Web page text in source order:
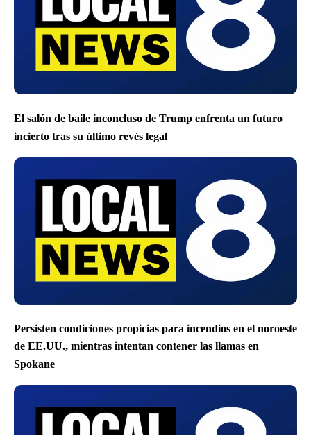
El salón de baile inconcluso de Trump enfrenta un futuro
incierto tras su último revés legal
Persisten condiciones propicias para incendios en el noroeste
de EE.UU., mientras intentan contener las llamas en
Spokane